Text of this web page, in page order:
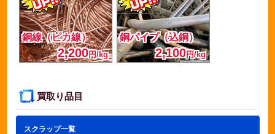
銅線（ピカ線）
2,200円/kg
銅パイプ（込銅）
2,100円/kg
買取り品目
スクラップ一覧